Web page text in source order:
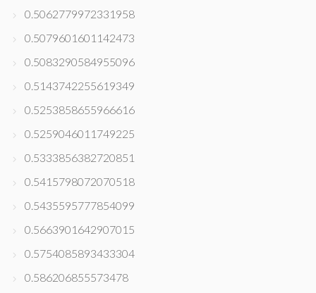
0.5062779972331958
0.5079601601142473
0.5083290584955096
0.5143742255619349
0.5253858655966616
0.5259046011749225
0.5333856382720851
0.5415798072070518
0.5435595777854099
0.5663901642907015
0.5754085893433304
0.586206855573478